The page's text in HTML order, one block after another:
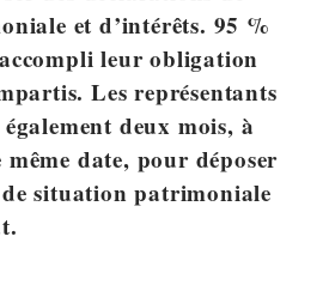
et d’intérêts. 95 %
leur obligation
Les représentants
deux mois, à
même date, pour déposer
situation patrimoniale